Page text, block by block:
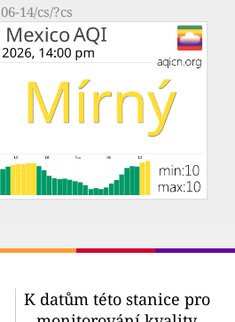
06-14/cs/?cs
K datům této stanice pro